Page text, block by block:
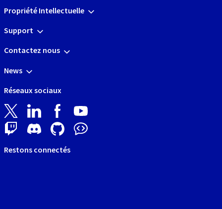
Propriété Intellectuelle
Support
Contactez nous
News
Réseaux sociaux
Restons connectés